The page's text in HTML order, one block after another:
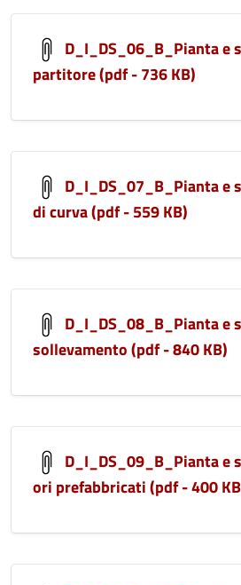
D_I_DS_06_B_Pianta e
partitore (pdf - 736 KB)
D_I_DS_07_B_Pianta e
di curva (pdf - 559 KB)
D_I_DS_08_B_Pianta e
sollevamento (pdf - 840 KB)
D_I_DS_09_B_Pianta e
ori prefabbricati (pdf - 400